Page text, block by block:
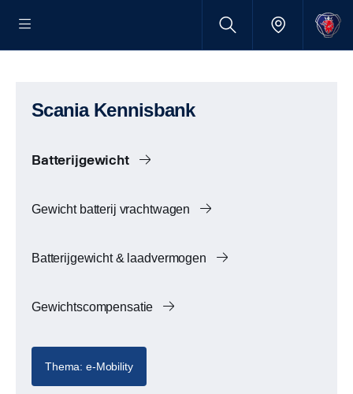
Scania Kennisbank
Batterijgewicht
Gewicht batterij vrachtwagen
Batterijgewicht & laadvermogen
Gewichtscompensatie
Thema: e-Mobility